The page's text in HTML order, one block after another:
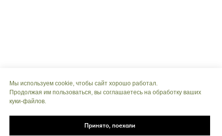
Мы используем cookie, чтобы сайт хорошо работал.
Продолжая им пользоваться, вы соглашаетесь на обработку ваших
куки‑файлов.
Принято, поехали